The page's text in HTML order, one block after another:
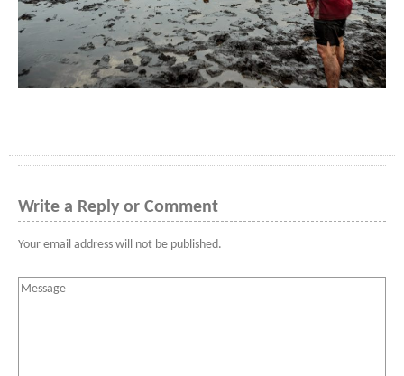
Write a Reply or Comment
Your email address will not be published.